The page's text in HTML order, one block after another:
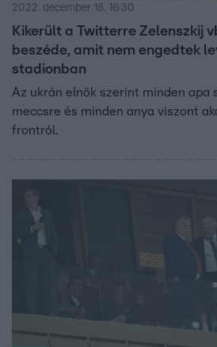
2022. december 18. 16:30
Kikerült a Twitterre Zelenszkij
beszéde, amit nem engedtek
stadionban
Az ukrán elnök szerint minden apa
meccsre és minden anya viszont
frontról.